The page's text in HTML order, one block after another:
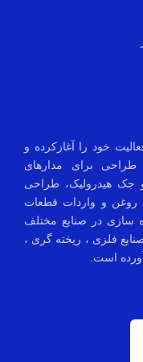
هیدرولیک بهفن در سال 1375 فعالیت خود را آغازکرده و
برای مدارهای
جک هیدرولیک، طراحی
و واردات قطعات
سازی در صنایع مختلف
فلزی ، ریخته گری ،
است.